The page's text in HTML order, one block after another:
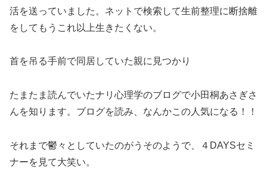
活を送っていました。ネットで検索して生前整理に断捨離
をしてもうこれ以上生きたくない。
首を吊る手前で同居していた親に見つかり
たまたま読んでいたナリ心理学のブログで小田桐あさぎさ
んを知ります。ブログを読み、なんかこの人気になる！！
それまで鬱々としていたのがうそのようで、４DAYSセミ
ナーを見て大笑い。